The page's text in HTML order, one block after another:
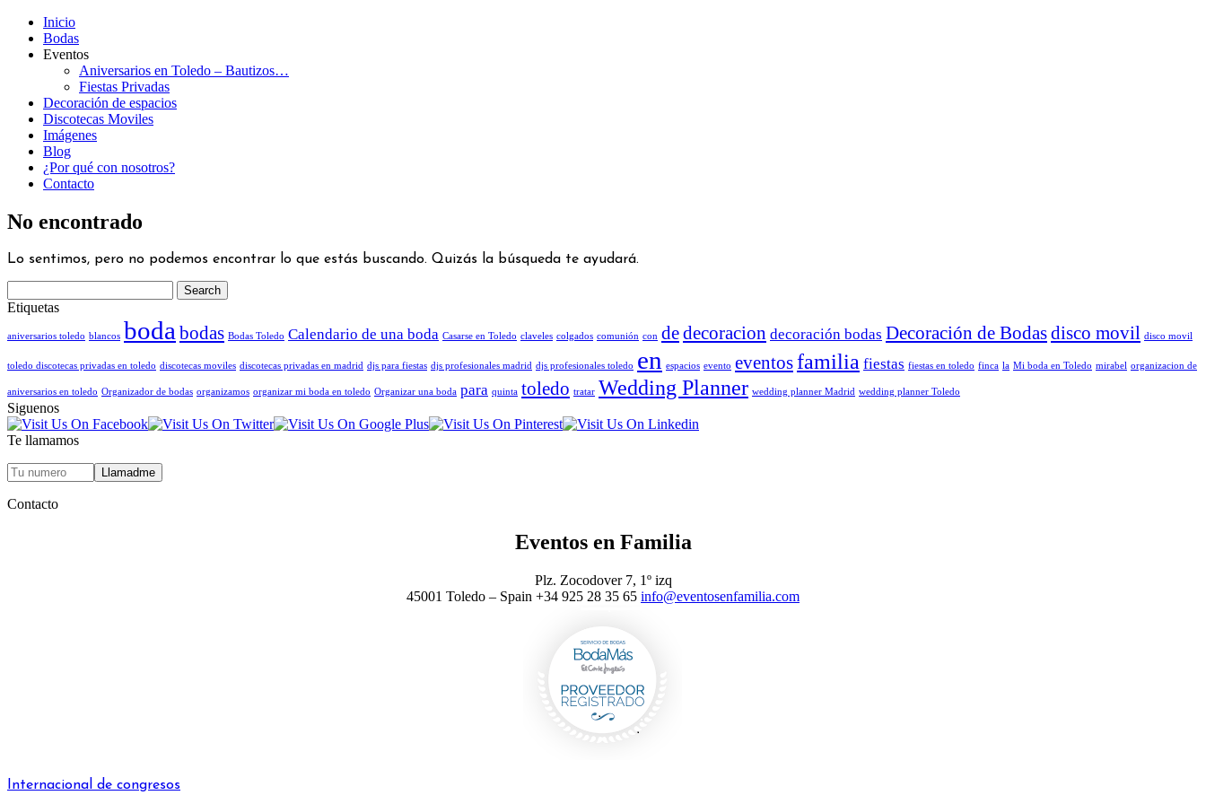
Inicio
Bodas
Eventos
Aniversarios en Toledo – Bautizos…
Fiestas Privadas
Decoración de espacios
Discotecas Moviles
Imágenes
Blog
¿Por qué con nosotros?
Contacto
No encontrado
Lo sentimos, pero no podemos encontrar lo que estás buscando. Quizás la búsqueda te ayudará.
Etiquetas
aniversarios toledo blancos boda bodas Bodas Toledo Calendario de una boda Casarse en Toledo claveles colgados comunión con dedecoracion decoración bodas Decoración de Bodasdisco movil disco movil
toledo discotecas privadas en toledo discotecas moviles discotecas privadas en madrid djs para fiestas djs profesionales madrid djs profesionales toledo en espacios evento eventosfamilia fiestas fiestas en toledo finca la Mi boda en Toledo mirabel organizacion de
aniversarios en toledo Organizador de bodas organizamos organizar mi boda en toledo Organizar una boda para quinta toledo tratar Wedding Planner wedding planner Madrid wedding planner Toledo
Siguenos
Te llamamos
Contacto
Eventos en Familia
Plz. Zocodover 7, 1º izq
45001 Toledo – Spain +34 925 28 35 65 info@eventosenfamilia.com
Internacional de congresos